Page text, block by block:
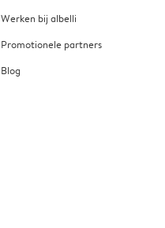
Werken bij albelli
Promotionele partners
Blog